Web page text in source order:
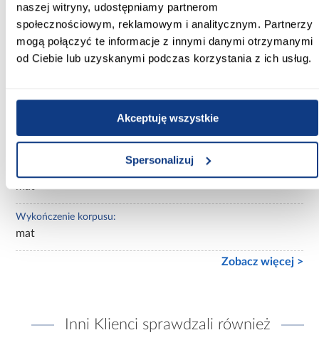
naszej witryny, udostępniamy partnerom
społecznościowym, reklamowym i analitycznym. Partnerzy
mogą połączyć te informacje z innymi danymi otrzymanymi
od Ciebie lub uzyskanymi podczas korzystania z ich usług.
Akceptuję wszystkie
Spersonalizuj
Wybarwienie:
beżowe
2-drzwiowa
Wykończenie korpusu:
mat
Zobacz więcej >
Inni Klienci sprawdzali również